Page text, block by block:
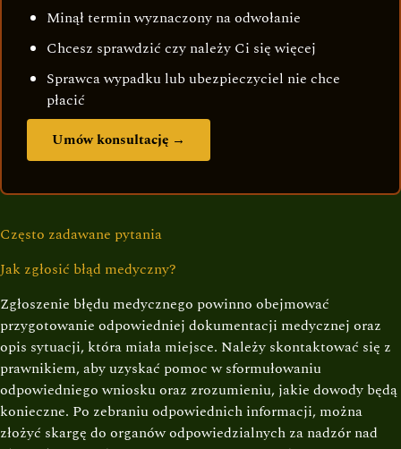
Minął termin wyznaczony na odwołanie
Chcesz sprawdzić czy należy Ci się więcej
Sprawca wypadku lub ubezpieczyciel nie chce
płacić
Umów konsultację →
Często zadawane pytania
Jak zgłosić błąd medyczny?
Zgłoszenie błędu medycznego powinno obejmować
przygotowanie odpowiedniej dokumentacji medycznej oraz
opis sytuacji, która miała miejsce. Należy skontaktować się z
prawnikiem, aby uzyskać pomoc w sformułowaniu
odpowiedniego wniosku oraz zrozumieniu, jakie dowody będą
konieczne. Po zebraniu odpowiednich informacji, można
złożyć skargę do organów odpowiedzialnych za nadzór nad